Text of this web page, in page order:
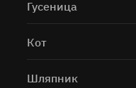
Гусеница
Кот
Шляпник